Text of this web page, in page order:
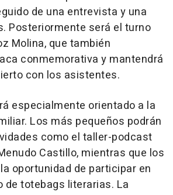
de una entrevista y una
Posteriormente será el turno
Molina, que también
conmemorativa y mantendrá
con los asistentes.
especialmente orientado a la
Los más pequeños podrán
como el taller-podcast
Castillo, mientras que los
oportunidad de participar en
de totebags literarias. La